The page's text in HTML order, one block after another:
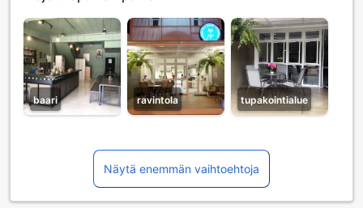
baari ravintola tupakointialue
Näytä enemmän vaihtoehtoja